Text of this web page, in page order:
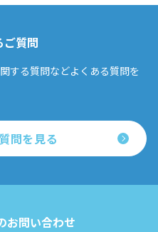
ご質問
する質問などよくある質問を
問を見る
お問い合わせ